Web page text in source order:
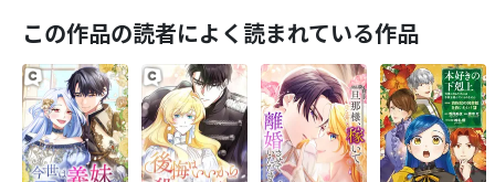
この作品の読者によく読まれている作品